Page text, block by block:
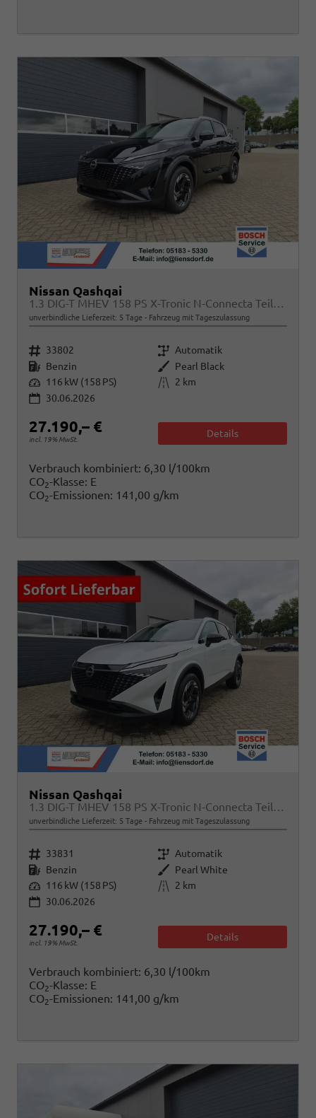
Nissan Qashqai
unverbindliche Lieferzeit: 5 Tage Fahrzeug mit Tageszulassung
Fahrzeugnr. 33802 Getriebe Automatik
Kraftstoff Benzin Außenfarbe Pearl Black
Leistung 116 kW (158 PS) Kilometerstand
2 km
30.06.2026
27.190,– €
incl. 19% MwSt.
Details
Verbrauch kombiniert: 6,30 l/100km
CO2-Klasse: E
CO2-Emissionen: 141,00 g/km
Nissan Qashqai
unverbindliche Lieferzeit: 5 Tage Fahrzeug mit Tageszulassung
Fahrzeugnr. 33831 Getriebe Automatik
Kraftstoff Benzin Außenfarbe Pearl White
Leistung 116 kW (158 PS) Kilometerstand
2 km
30.06.2026
27.190,– €
incl. 19% MwSt.
Details
Verbrauch kombiniert: 6,30 l/100km
CO2-Klasse: E
CO2-Emissionen: 141,00 g/km